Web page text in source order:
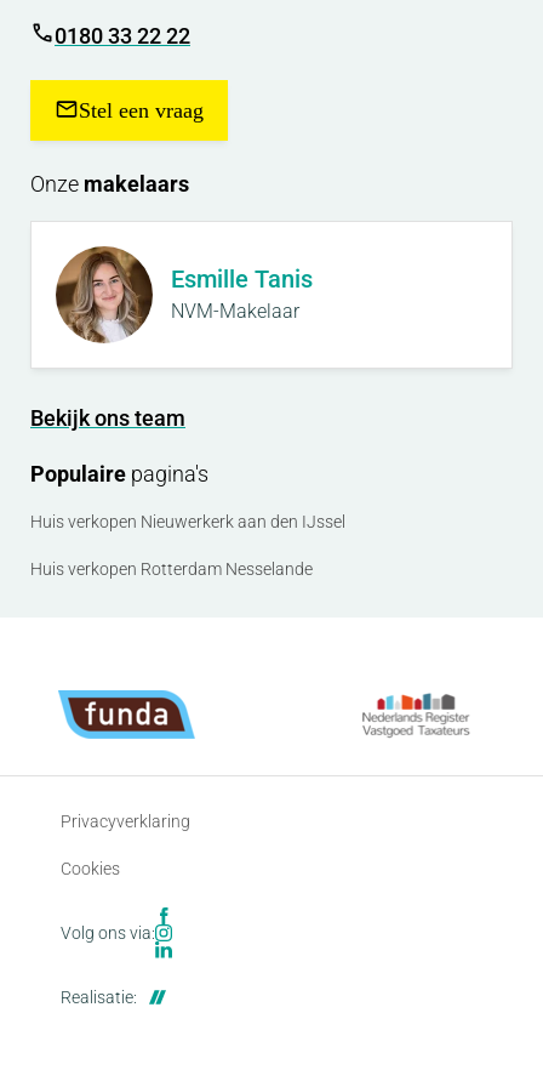
0180 33 22 22
Stel een vraag
Onze makelaars
Esmille Tanis
NVM-Makelaar
Bekijk ons team
Populaire pagina's
Huis verkopen Nieuwerkerk aan den IJssel
Huis verkopen Rotterdam Nesselande
Privacyverklaring
Cookies
Volg ons via:
Realisatie: